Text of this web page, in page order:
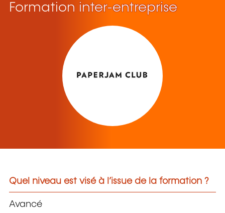
Formation inter-entreprise
Quel niveau est visé à l’issue de la formation ?
Avancé